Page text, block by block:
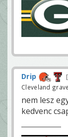
Drip
Cleveland
nem lesz
kedvenc